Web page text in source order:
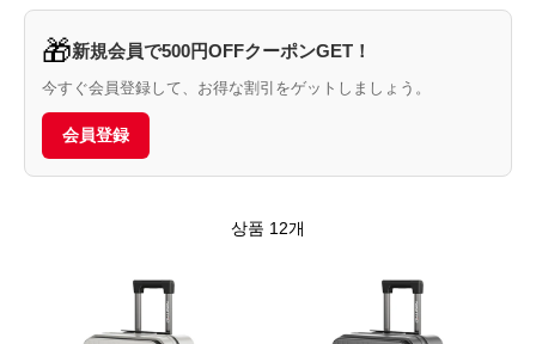
🎁新規会員で500円OFFクーポンGET！
今すぐ会員登録して、お得な割引をゲットしましょう。
会員登録
상품 12개